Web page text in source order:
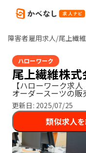
障害者雇用求人/尾上繊
ハローワーク
尾上繊維株式
【ハローワーク求人
オーダースーツの
更新日: 2025/07/25
類似求人